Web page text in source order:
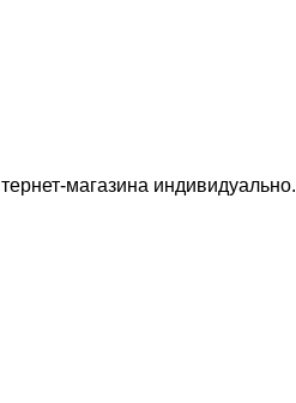
магазина индивидуально.